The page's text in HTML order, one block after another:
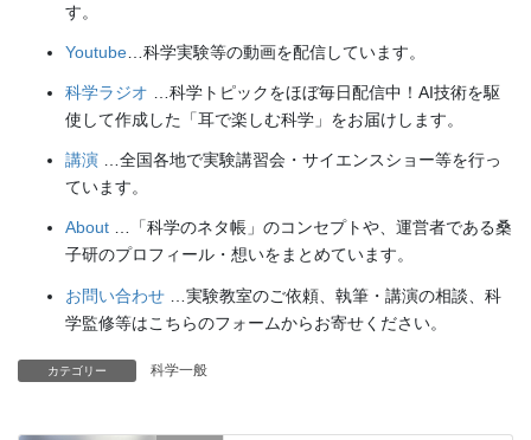
す。
Youtube …科学実験等の動画を配信しています。
科学ラジオ …科学トピックをほぼ毎日配信中！AI技術を駆
使して作成した「耳で楽しむ科学」をお届けします。
講演 …全国各地で実験講習会・サイエンスショー等を行っ
ています。
About …「科学のネタ帳」のコンセプトや、運営者である桑
子研のプロフィール・想いをまとめています。
お問い合わせ …実験教室のご依頼、執筆・講演の相談、科
学監修等はこちらのフォームからお寄せください。
カテゴリー 科学一般